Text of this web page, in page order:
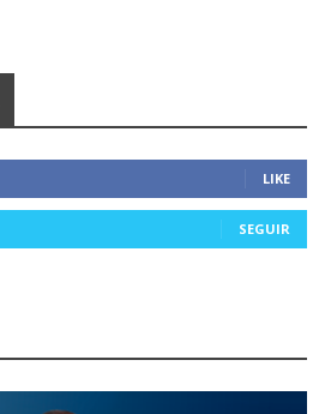
LIKE
SEGUIR